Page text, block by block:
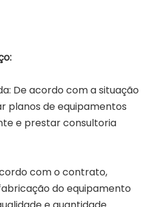
De acordo com a situação
planos de equipamentos
e prestar consultoria
com o contrato,
do equipamento